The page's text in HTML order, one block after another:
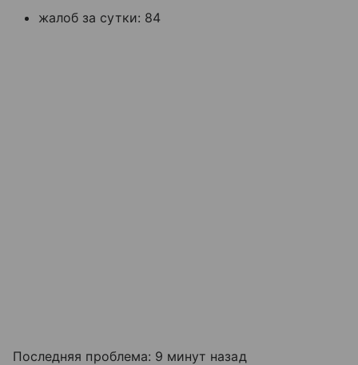
жалоб за сутки: 84
Последняя проблема: 9 минут назад